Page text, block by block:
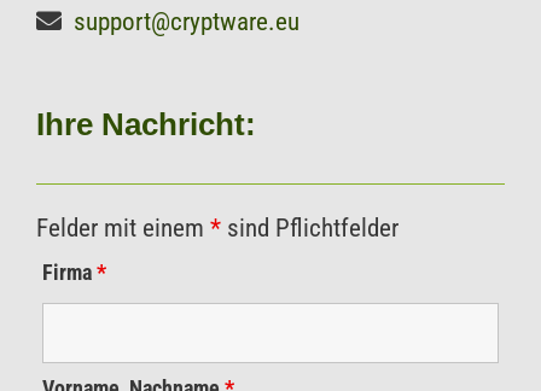
support@cryptware.eu
Ihre Nachricht:
Felder mit einem * sind Pflichtfelder
Firma*